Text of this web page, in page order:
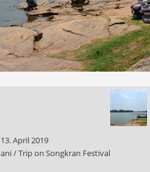
April 2019
/Trip on Songkran Festival